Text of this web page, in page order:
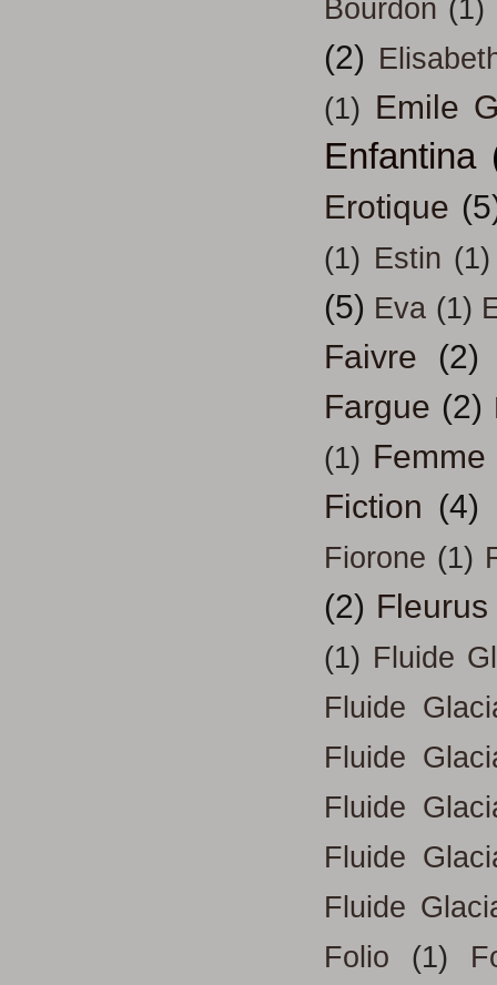
Bourdon (1)
(2)
(1) Emile
Enfantina
Erotique
(1) Estin (1)
(5) Eva (1)
Faivre
(2)
Fargue (2)
(1) Femme
Fiction (4)
Fiorone (1)
(2) Fleurus
(1) Fluide
Fluide
Fluide
Fluide
Fluide
Fluide
Folio
(1)